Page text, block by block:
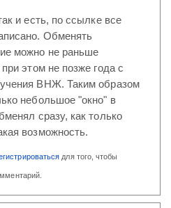
и есть, по ссылке все
Обменять
можно не раньше
этом не позже года с
ВНЖ. Таким образом
небольшое "окно" в
сразу, как только
возможность.
для того, чтобы